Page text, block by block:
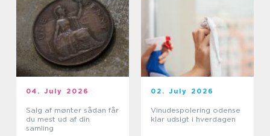
04. July 2026
Salg af mønter sådan får
du mest ud af din
samling
02. July 2026
Vinudespolering odense
klar udsigt i hverdagen